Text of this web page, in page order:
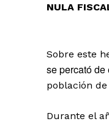
NULA
Sobre este
se percató
población
Durante el